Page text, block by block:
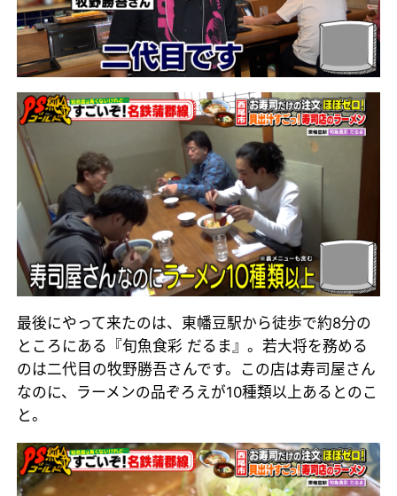
最後にやって来たのは、東幡豆駅から徒歩で約8分の
ところにある『旬魚食彩 だるま』。若大将を務める
のは二代目の牧野勝吾さんです。この店は寿司屋さん
なのに、ラーメンの品ぞろえが10種類以上あるとのこ
と。